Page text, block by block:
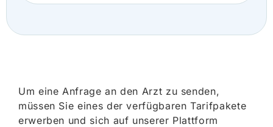
Um eine Anfrage an den Arzt zu senden,
müssen Sie eines der verfügbaren Tarifpakete
erwerben und sich auf unserer Plattform